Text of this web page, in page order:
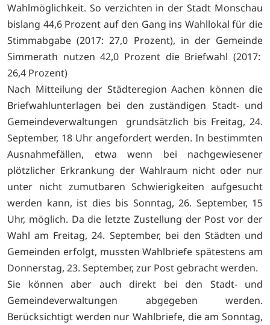
Wahlmöglichkeit. So verzichten in der Stadt Monschau
bislang 44,6 Prozent auf den Gang ins Wahllokal für die
Stimmabgabe (2017: 27,0 Prozent), in der Gemeinde
Simmerath nutzen 42,0 Prozent die Briefwahl (2017:
26,4 Prozent)
Nach Mitteilung der Städteregion Aachen können die
Briefwahlunterlagen bei den zuständigen Stadt- und
Gemeindeverwaltungen grundsätzlich bis Freitag, 24.
September, 18 Uhr angefordert werden. In bestimmten
Ausnahmefällen, etwa wenn bei nachgewiesener
plötzlicher Erkrankung der Wahlraum nicht oder nur
unter nicht zumutbaren Schwierigkeiten aufgesucht
werden kann, ist dies bis Sonntag, 26. September, 15
Uhr, möglich. Da die letzte Zustellung der Post vor der
Wahl am Freitag, 24. September, bei den Städten und
Gemeinden erfolgt, mussten Wahlbriefe spätestens am
Donnerstag, 23. September, zur Post gebracht werden.
Sie können aber auch direkt bei den Stadt- und
Gemeindeverwaltungen abgegeben werden.
Berücksichtigt werden nur Wahlbriefe, die am Sonntag,